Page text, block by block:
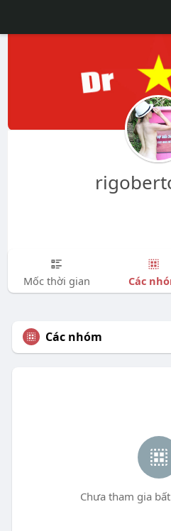
Mốc thời gian Các
Các nhóm
Chưa tham gia